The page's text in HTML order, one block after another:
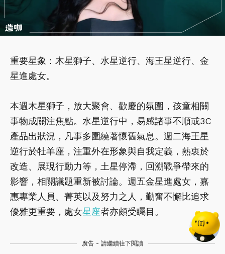
重要星象：木星獅子、水星逆行、海王星逆行、金
星進處女。
本週木星獅子，放大聚會、歡慶的氛圍，孩童相關
事物成關注焦點。水星逆行中，易感諸事不順或3C
產品出狀況，凡事多圍繞著懷舊氣息。週二海王星
逆行於牡羊座，注重外在形象與自我定義，熱衷於
改造、展現行動力等，土星停滯，回溯戰爭帶來的
影響，相關議題重新被討論。週五金星進處女，嘉
惠專業人員、菁英以及努力之人，勤奮不懈比追求
優雅更重要，處女星座者亦頗受矚目。
廣告 - 請繼續往下閱讀